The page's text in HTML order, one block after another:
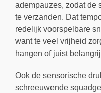
adempauzes, zodat de
te verzanden. Dat
redelijk voorspelbare
want te veel vrijheid
hangen of juist
Ook de sensorische
schreeuwende